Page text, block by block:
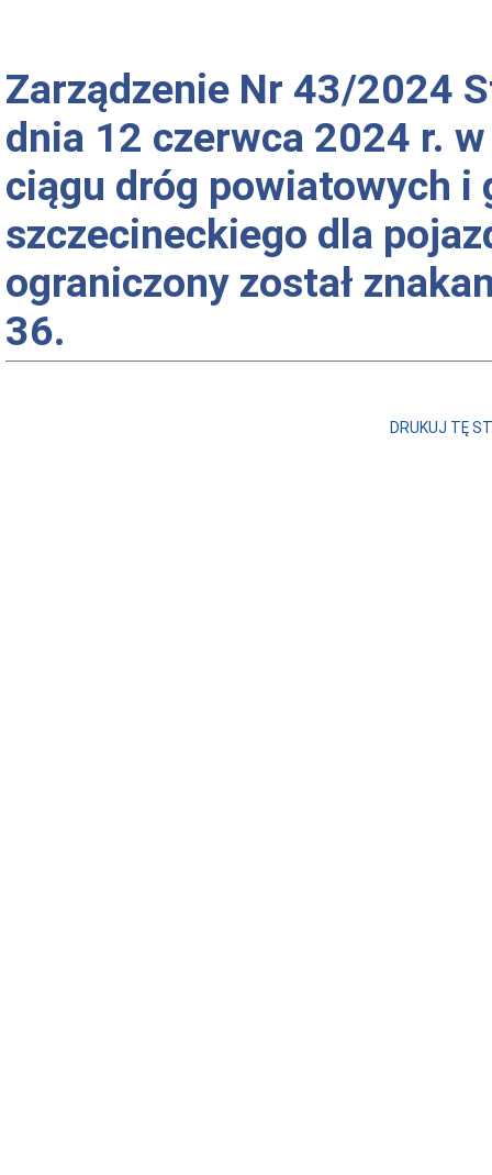
Zarządzenie Nr 43/2024
dnia 12 czerwca 2024 r.
ciągu dróg powiatowych
szczecineckiego dla
ograniczony został
36.
DRUKUJ TĘ